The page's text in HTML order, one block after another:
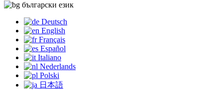
български език
Deutsch
English
Français
Español
Italiano
Nederlands
Polski
日本語